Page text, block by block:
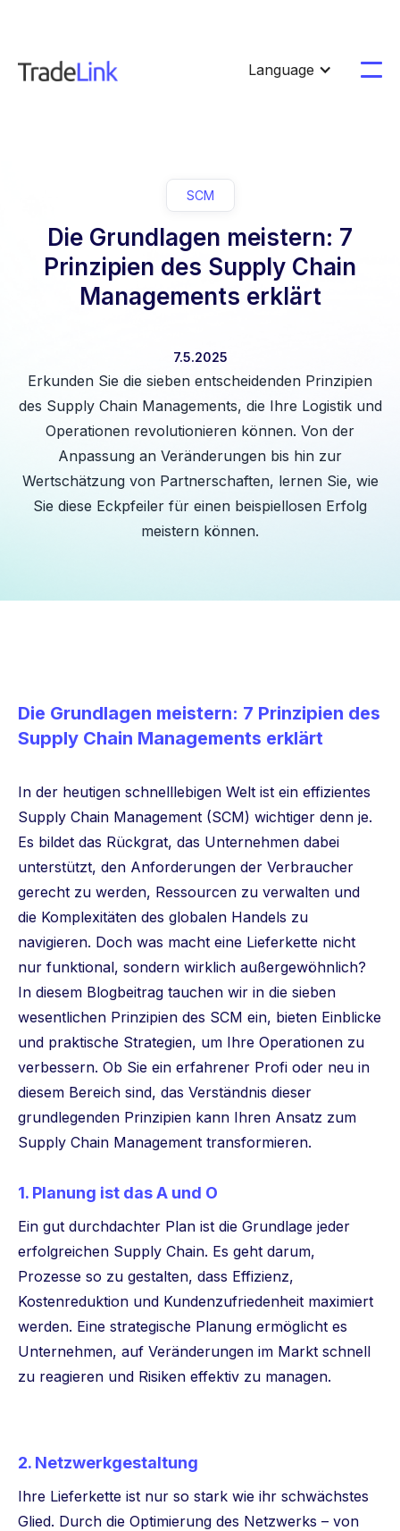
Language
SCM
Die Grundlagen meistern: 7
Prinzipien des Supply Chain
Managements erklärt
7.5.2025
Erkunden Sie die sieben entscheidenden Prinzipien
des Supply Chain Managements, die Ihre Logistik und
Operationen revolutionieren können. Von der
Anpassung an Veränderungen bis hin zur
Wertschätzung von Partnerschaften, lernen Sie, wie
Sie diese Eckpfeiler für einen beispiellosen Erfolg
meistern können.
Die Grundlagen meistern: 7 Prinzipien des
Supply Chain Managements erklärt
In der heutigen schnelllebigen Welt ist ein effizientes
Supply Chain Management (SCM) wichtiger denn je.
Es bildet das Rückgrat, das Unternehmen dabei
unterstützt, den Anforderungen der Verbraucher
gerecht zu werden, Ressourcen zu verwalten und
die Komplexitäten des globalen Handels zu
navigieren. Doch was macht eine Lieferkette nicht
nur funktional, sondern wirklich außergewöhnlich?
In diesem Blogbeitrag tauchen wir in die sieben
wesentlichen Prinzipien des SCM ein, bieten Einblicke
und praktische Strategien, um Ihre Operationen zu
verbessern. Ob Sie ein erfahrener Profi oder neu in
diesem Bereich sind, das Verständnis dieser
grundlegenden Prinzipien kann Ihren Ansatz zum
Supply Chain Management transformieren.
1. Planung ist das A und O
Ein gut durchdachter Plan ist die Grundlage jeder
erfolgreichen Supply Chain. Es geht darum,
Prozesse so zu gestalten, dass Effizienz,
Kostenreduktion und Kundenzufriedenheit maximiert
werden. Eine strategische Planung ermöglicht es
Unternehmen, auf Veränderungen im Markt schnell
zu reagieren und Risiken effektiv zu managen.
2. Netzwerkgestaltung
Ihre Lieferkette ist nur so stark wie ihr schwächstes
Glied. Durch die Optimierung des Netzwerks – von